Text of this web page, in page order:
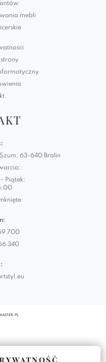
mebli
63-640 Bralin
- Piątek:
700
340